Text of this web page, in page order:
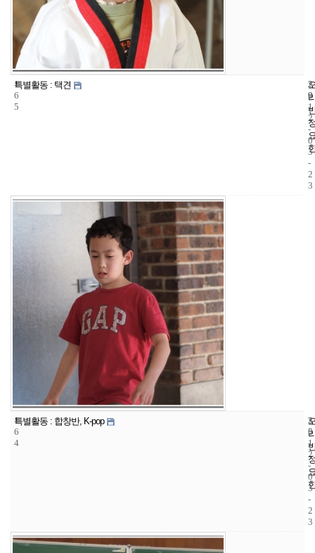
1
6
5
특별활동 : 택견
2
9
2
0
1
2
-
0
3
-
2
3
1
6
4
특별활동 : 합창반, K-pop
3
5
2
0
1
2
-
0
3
-
2
3